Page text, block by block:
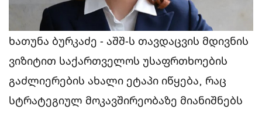
ხათუნა ბურკაძე - აშშ-ს თავდაცვის მდივნის
ვიზიტით საქართველოს უსაფრთხოების
გაძლიერების ახალი ეტაპი იწყება, რაც
სტრატეგიულ მოკავშირეობაზე მიანიშნებს